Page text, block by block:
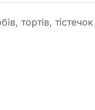
тортів, тістечок